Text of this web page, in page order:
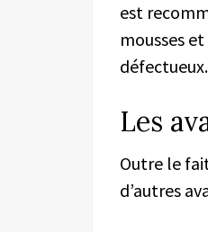
est
mousses
défectueux.
Les
Outre le
d’autres